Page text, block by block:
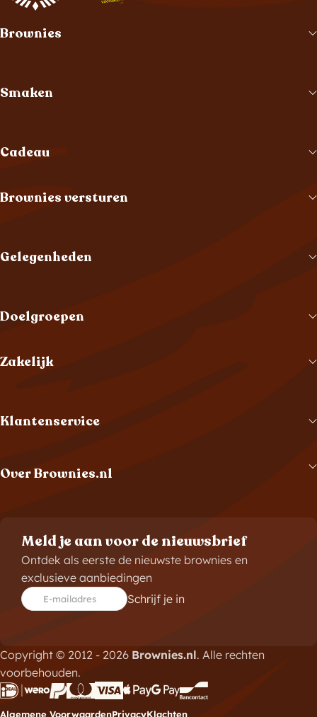
Brownies
Smaken
Cadeau
Brownies versturen
Gelegenheden
Doelgroepen
Zakelijk
Klantenservice
Over Brownies.nl
Meld je aan voor de nieuwsbrief
Ontdek als eerste de nieuwste brownies en
exclusieve aanbiedingen
E-mailadres Schrijf je in
Copyright © 2012 - 2026 Brownies.nl. Alle rechten
voorbehouden.
Algemene VoorwaardenPrivacyKlachten